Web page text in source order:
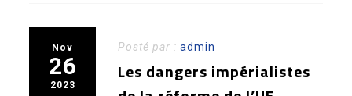
Nov
26
2023
Posté par :admin
Les dangers impérialistes